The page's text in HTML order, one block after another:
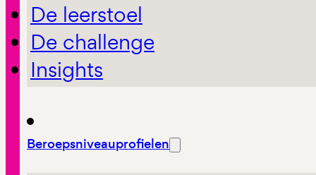
De leerstoel
De challenge
Insights
Beroepsniveauprofielen